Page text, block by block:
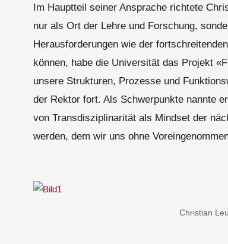
Im Hauptteil seiner Ansprache richtete
nur als Ort der Lehre und Forschung,
Herausforderungen wie der
können, habe die Universität das Projekt
unsere Strukturen, Prozesse und
der Rektor fort. Als Schwerpunkte nannte
von Transdisziplinarität als Mindset der
werden, dem wir uns ohne
Christian